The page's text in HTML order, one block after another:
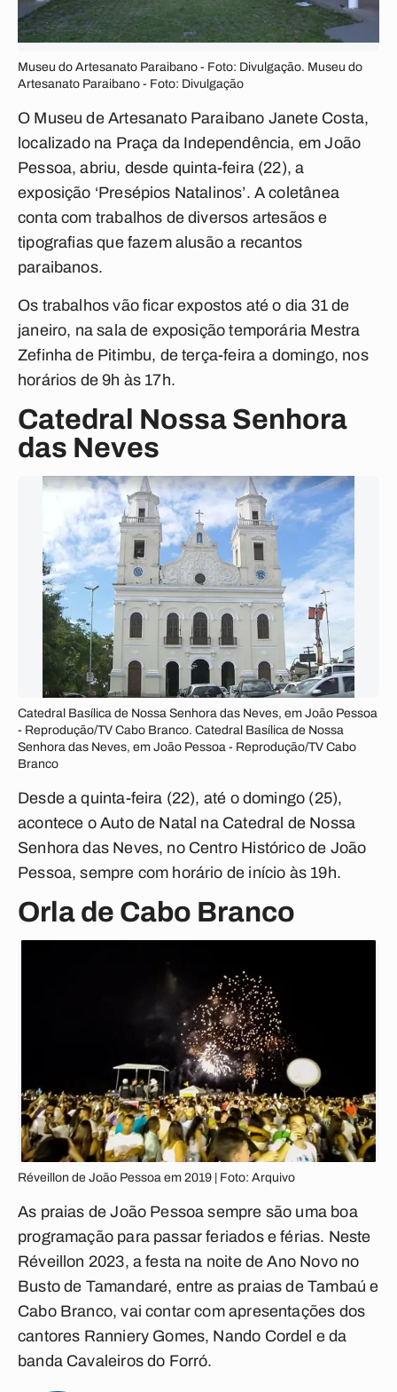
Museu do Artesanato Paraibano - Foto: Divulgação. Museu do
Artesanato Paraibano - Foto: Divulgação
O Museu de Artesanato Paraibano Janete Costa,
localizado na Praça da Independência, em João
Pessoa, abriu, desde quinta-feira (22), a
exposição ‘Presépios Natalinos’. A coletânea
conta com trabalhos de diversos artesãos e
tipografias que fazem alusão a recantos
paraibanos.
Os trabalhos vão ficar expostos até o dia 31 de
janeiro, na sala de exposição temporária Mestra
Zefinha de Pitimbu, de terça-feira a domingo, nos
horários de 9h às 17h.
Catedral Nossa Senhora
das Neves
Catedral Basílica de Nossa Senhora das Neves, em João Pessoa
- Reprodução/TV Cabo Branco. Catedral Basílica de Nossa
Senhora das Neves, em João Pessoa - Reprodução/TV Cabo
Branco
Desde a quinta-feira (22), até o domingo (25),
acontece o Auto de Natal na Catedral de Nossa
Senhora das Neves, no Centro Histórico de João
Pessoa, sempre com horário de início às 19h.
Orla de Cabo Branco
Réveillon de João Pessoa em 2019 | Foto: Arquivo
As praias de João Pessoa sempre são uma boa
programação para passar feriados e férias. Neste
Réveillon 2023, a festa na noite de Ano Novo no
Busto de Tamandaré, entre as praias de Tambaú e
Cabo Branco, vai contar com apresentações dos
cantores Ranniery Gomes, Nando Cordel e da
banda Cavaleiros do Forró.